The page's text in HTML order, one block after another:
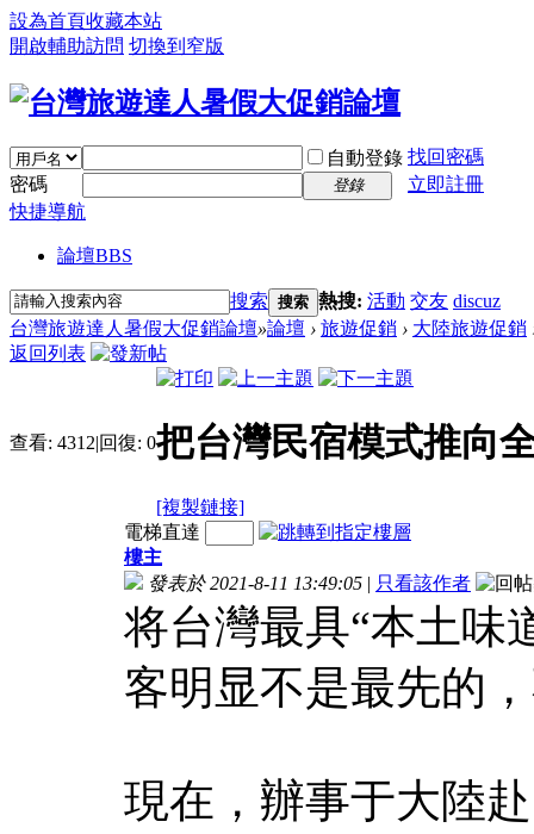
設為首頁收藏本站
開啟輔助訪問 切換到窄版
自動登錄 找回密碼
密碼
登錄
立即註冊
快捷導航
論壇BBS
搜索 搜索 熱搜: 活動 交友 discuz
台灣旅遊達人暑假大促銷論壇»論壇 › 旅遊促銷 › 大陸旅遊促銷
返回列表
查看: 4312|回復: 0把台灣民宿模式推向
[複製鏈接]
電梯直達
樓主
發表於 2021-8-11 13:49:05 | 只看該作者
将台灣最具“本土味
客明显不是最先的
現在，辦事于大陸